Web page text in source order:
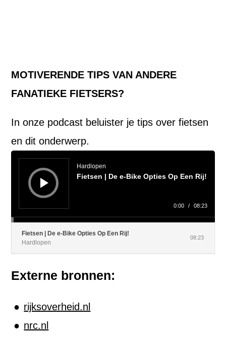
MOTIVERENDE TIPS VAN ANDERE
FANATIEKE FIETSERS?
In onze podcast beluister je tips over fietsen
en dit onderwerp.
Audiospeler
Hardlopen
Fietsen | De e-Bike Opties Op Een Rij!
0:00 / 08:23
Fietsen | De e-Bike Opties Op Een Rij!
Hardlopen
08:23
Externe bronnen:
rijksoverheid.nl
nrc.nl